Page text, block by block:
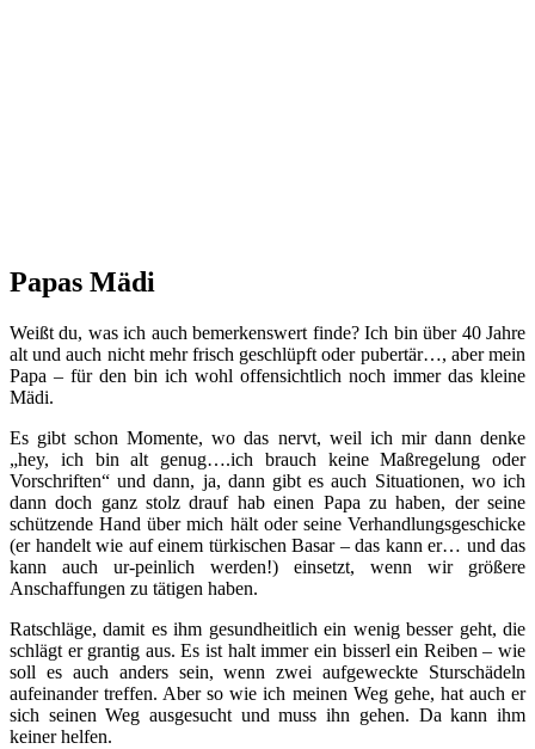
Papas Mädi
Weißt du, was ich auch bemerkenswert finde? Ich bin über 40 Jahre
alt und auch nicht mehr frisch geschlüpft oder pubertär…, aber mein
Papa – für den bin ich wohl offensichtlich noch immer das kleine
Mädi.
Es gibt schon Momente, wo das nervt, weil ich mir dann denke
„hey, ich bin alt genug….ich brauch keine Maßregelung oder
Vorschriften“ und dann, ja, dann gibt es auch Situationen, wo ich
dann doch ganz stolz drauf hab einen Papa zu haben, der seine
schützende Hand über mich hält oder seine Verhandlungsgeschicke
(er handelt wie auf einem türkischen Basar – das kann er… und das
kann auch ur-peinlich werden!) einsetzt, wenn wir größere
Anschaffungen zu tätigen haben.
Ratschläge, damit es ihm gesundheitlich ein wenig besser geht, die
schlägt er grantig aus. Es ist halt immer ein bisserl ein Reiben – wie
soll es auch anders sein, wenn zwei aufgeweckte Sturschädeln
aufeinander treffen. Aber so wie ich meinen Weg gehe, hat auch er
sich seinen Weg ausgesucht und muss ihn gehen. Da kann ihm
keiner helfen.